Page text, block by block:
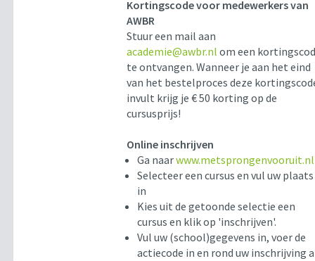
Kortingscode voor medewerkers van
AWBR
Stuur een mail aan
academie@awbr.nl om een
te ontvangen. Wanneer je aan het eind
van het bestelproces deze
invult krijg je € 50 korting op de
cursusprijs!
Online inschrijven
Ga naarwww.metsprongenvooruit.nl
Selecteer een cursus en vul uw plaats
in
Kies uit de getoonde selectie een
cursus en klik op 'inschrijven'.
Vul uw (school)gegevens in, voer de
actiecode in en rond uw inschrijving